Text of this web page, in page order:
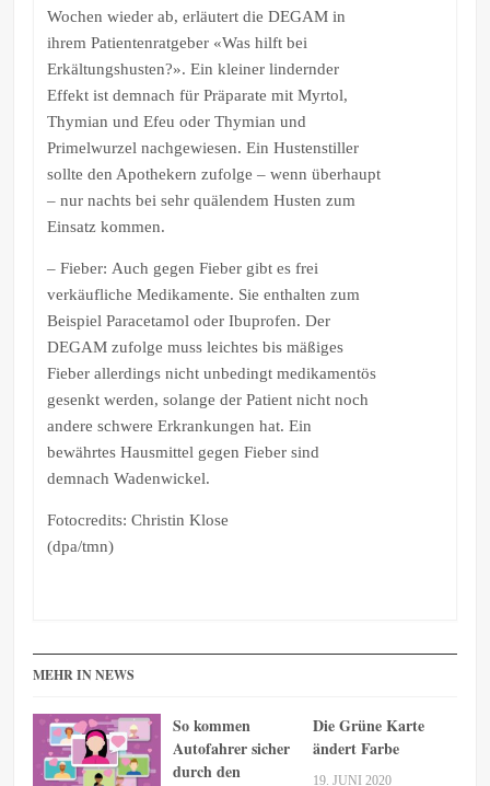
Wochen wieder ab, erläutert die DEGAM in
ihrem Patientenratgeber «Was hilft bei
Erkältungshusten?». Ein kleiner lindernder
Effekt ist demnach für Präparate mit Myrtol,
Thymian und Efeu oder Thymian und
Primelwurzel nachgewiesen. Ein Hustenstiller
sollte den Apothekern zufolge – wenn überhaupt
– nur nachts bei sehr quälendem Husten zum
Einsatz kommen.
– Fieber: Auch gegen Fieber gibt es frei
verkäufliche Medikamente. Sie enthalten zum
Beispiel Paracetamol oder Ibuprofen. Der
DEGAM zufolge muss leichtes bis mäßiges
Fieber allerdings nicht unbedingt medikamentös
gesenkt werden, solange der Patient nicht noch
andere schwere Erkrankungen hat. Ein
bewährtes Hausmittel gegen Fieber sind
demnach Wadenwickel.
Fotocredits: Christin Klose
(dpa/tmn)
MEHR IN NEWS
So kommen
Autofahrer sicher
durch den
Die Grüne Karte
ändert Farbe
19. JUNI 2020